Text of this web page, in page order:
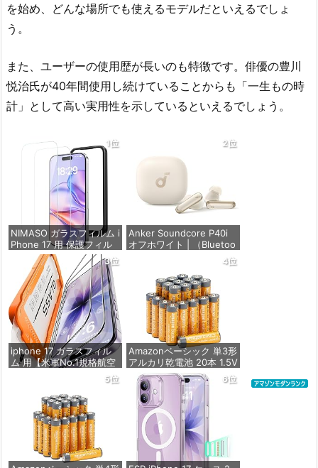
を始め、どんな場所でも使えるモデルだといえるでしょ
う。
また、ユーザーの使用歴が長いのも特徴です。俳優の豊川
悦治氏が40年間使用し続けていることからも「一生もの時
計」として高い実用性を示しているといえるでしょう。
1位
NIMASO ガラスフィルム i
Phone 17 用 保護フィル
ム 強化ガラス 耐衝撃 高
透過率 指紋防止 貼りやす
い ガイド枠付き | いPhon
e17 (6.3インチ) 対応 2枚
セット DSP25F1698
価格：¥1,357
2位
Anker Soundcore P40i
オフホワイト | （Bluetoo
th 5.3） 【完全ワイヤレ
スイヤホン/ウルトラノイ
ズキャンセリング 2.0 / マ
ルチポイント接続 / 最大6
0時間再生 / PSE技術基準
適合】
価格：¥5,990
3位
iphone 17 ガラスフィル
ム 用【米軍No.1規格航空
材料&独創的なガイド枠】
2枚セット 全面保護 最強
硬度10H 耐衝撃 | いphon
e17 保護フィルム 気泡な
し Zeniss 自動吸着 貼付
け簡単 iphone17フィルム
超クリア画
4位
Amazonベーシック 単3形
アルカリ乾電池 20本 1.5V
保存期限10年 液漏れ防止
価格：¥846
5位 6位